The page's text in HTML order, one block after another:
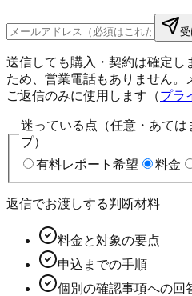
送信しても購入・契約は確定し
ため、営業電話もありません
ご返信のみに使用します（プラ
迷っている点（任意・あては
プ）
有料レポート希望
料金
返信でお渡しする判断材料
料金と対象の要点
申込までの手順
個別の確認事項への回